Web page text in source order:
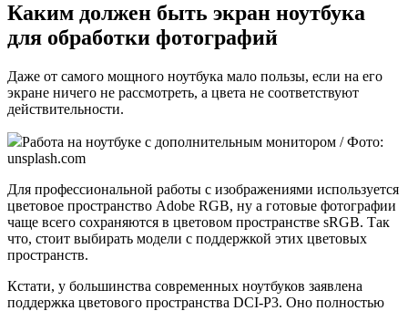
Каким должен быть экран ноутбука
для обработки фотографий
Даже от самого мощного ноутбука мало пользы, если на его
экране ничего не рассмотреть, а цвета не соответствуют
действительности.
Работа на ноутбуке с дополнительным монитором / Фото:
unsplash.com
Для профессиональной работы с изображениями используется
цветовое пространство Adobe RGB, ну а готовые фотографии
чаще всего сохраняются в цветовом пространстве sRGB. Так
что, стоит выбирать модели с поддержкой этих цветовых
пространств.
Кстати, у большинства современных ноутбуков заявлена
поддержка цветового пространства DCI-P3. Оно полностью